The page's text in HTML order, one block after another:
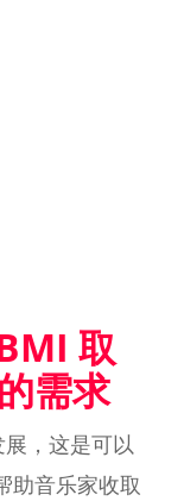
取
需求
，这是可以
助音乐家收取